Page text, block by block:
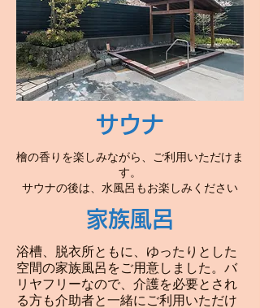
サウナ
檜の香りを楽しみながら、ご利用いただけま
す。
サウナの後は、水風呂もお楽しみください
家族風呂
浴槽、脱衣所ともに、ゆったりとした
空間の家族風呂をご用意しました。バ
リヤフリーなので、介護を必要とされ
る方も介助者と一緒にご利用いただけ